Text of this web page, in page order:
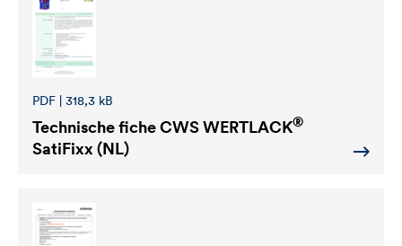
PDF | 318,3 kB
Technische ficheCWS WERTLACK®
SatiFixx (NL)